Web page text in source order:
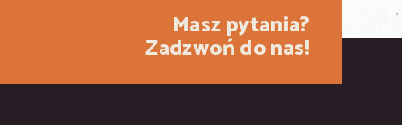
Masz pytania?
Zadzwoń do nas!